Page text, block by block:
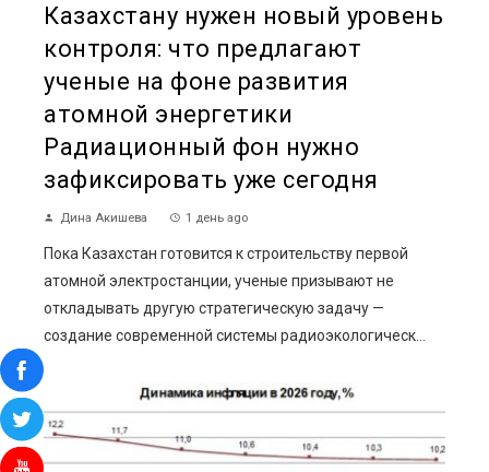
Казахстану нужен новый уровень
контроля: что предлагают
ученые на фоне развития
атомной энергетики
Радиационный фон нужно
зафиксировать уже сегодня
Дина Акишева 1 день ago
Пока Казахстан готовится к строительству первой
атомной электростанции, ученые призывают не
откладывать другую стратегическую задачу —
создание современной системы радиоэкологическ...